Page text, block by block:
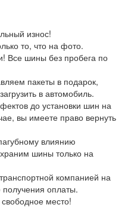
износ!
то, что на фото.
Все шины без пробега по
пакеты в подарок,
в автомобиль.
до установки шин на
вы имеете право вернуть
влиянию
шины только на
компанией на
оплаты.
место!